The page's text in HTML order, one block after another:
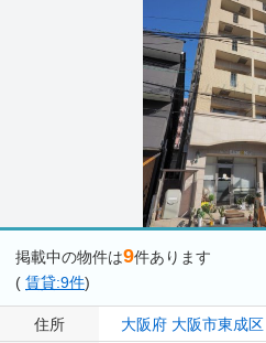
掲載中の物件は9件あります
( 賃貸:9件)
住所 大阪府 大阪市東成区